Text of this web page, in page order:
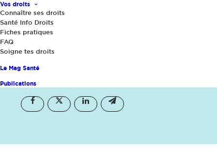
Vos droits
Connaître ses droits
Santé Info Droits
Fiches pratiques
FAQ
Soigne tes droits
Le Mag Santé
Publications
traitements contre la COVID-19 est sans
précédent. Il est à la fois essentiel et compliqué
de s’orienter dans la masse d’informations qui
nous submerge, sur ce sujet comme sur
Partager